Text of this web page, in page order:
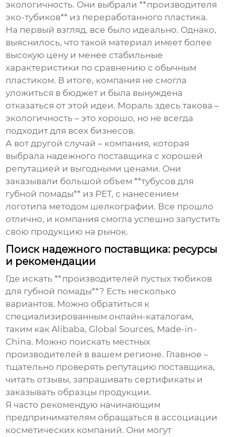
экологичность. Они выбрали **производителя
эко-тубиков** из переработанного пластика.
На первый взгляд, все было идеально. Однако,
выяснилось, что такой материал имеет более
высокую цену и менее стабильные
характеристики по сравнению с обычным
пластиком. В итоге, компания не смогла
уложиться в бюджет и была вынуждена
отказаться от этой идеи. Мораль здесь такова –
экологичность – это хорошо, но не всегда
подходит для всех бизнесов.
А вот другой случай – компания, которая
выбрала надежного поставщика с хорошей
репутацией и выгодными ценами. Они
заказывали большой объем **тубусов для
губной помады** из PET, с нанесением
логотипа методом шелкографии. Все прошло
отлично, и компания смогла успешно запустить
свою продукцию на рынок.
Поиск надежного поставщика: ресурсы
и рекомендации
Где искать **производителей пустых тюбиков
для губной помады**? Есть несколько
вариантов. Можно обратиться к
специализированным онлайн-каталогам,
таким как Alibaba, Global Sources, Made-in-
China. Можно поискать местных
производителей в вашем регионе. Главное –
тщательно проверять репутацию поставщика,
читать отзывы, запрашивать сертификаты и
заказывать образцы продукции.
Я часто рекомендую начинающим
предпринимателям обращаться в ассоциации
косметических компаний. Они могут